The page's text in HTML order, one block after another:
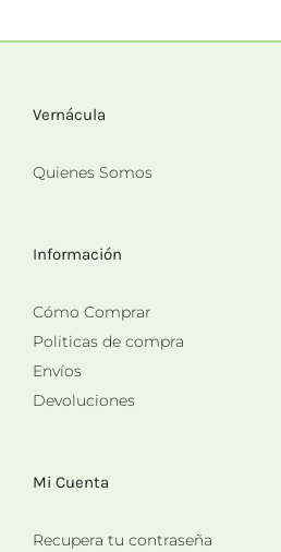
Vernácula
Quienes Somos
Información
Cómo Comprar
Politicas de compra
Envíos
Devoluciones
Mi Cuenta
Recupera tu contraseña